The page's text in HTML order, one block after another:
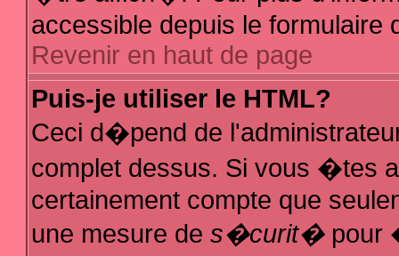
accessible depuis le formulaire
Revenir en haut de page
Puis-je utiliser le HTML?
Ceci d�pend de
complet dessus. Si vous �tes
certainement compte que
une mesure de s�curit�pour